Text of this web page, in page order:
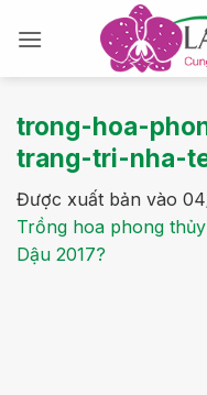
qua
trong-hoa-
trang-tri-nha-
Được xuất bản vào
Trồng hoa phong
Dậu 2017?